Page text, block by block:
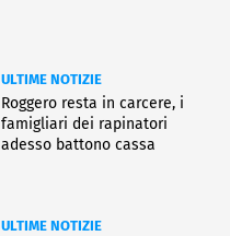
ULTIME NOTIZIE
Roggero resta in carcere, i
famigliari dei rapinatori
adesso battono cassa
ULTIME NOTIZIE